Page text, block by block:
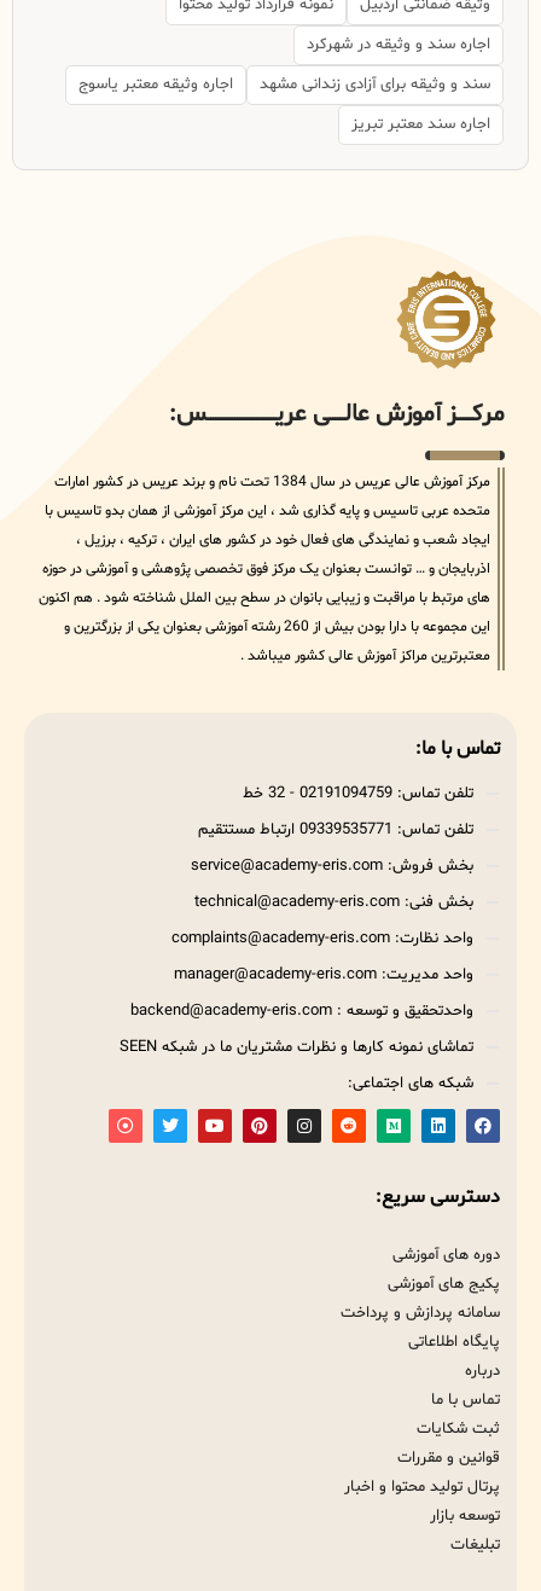
وثیقه ضمانتی اردبیل
نمونه قرارداد تولید محتوا
اجاره سند و وثیقه در شهرکرد
سند و وثیقه برای آزادی زندانی مشهد
اجاره وثیقه معتبر یاسوج
اجاره سند معتبر تبریز
مرکــــــز آموزش عالــــــی عریــــــــــــــــــــــــــــس:
مرکز آموزش عالی عریس در سال 1384 تحت نام و برند عریس در کشور امارات
متحده عربی تاسیس و پایه گذاری شد ، این مرکز آموزشی از همان بدو تاسیس با
ایجاد شعب و نمایندگی های فعال خود در کشور های ایران ، ترکیه ، برزیل ،
اذربایجان و … توانست بعنوان یک مرکز فوق تخصصی پژوهشی و آموزشی در حوزه
های مرتبط با مراقبت و زیبایی بانوان در سطح بین الملل شناخته شود . هم اکنون
این مجموعه با دارا بودن بیش از 260 رشته آموزشی بعنوان یکی از بزرگترین و
معتبرترین مراکز آموزش عالی کشور میباشد .
تماس با ما:
تلفن تماس: 02191094759 - 32 خط
تلفن تماس: 09339535771 ارتباط مستتقیم
بخش فروش: service@academy-eris.com
بخش فنی: technical@academy-eris.com
واحد نظارت: complaints@academy-eris.com
واحد مدیریت: manager@academy-eris.com
واحدتحقیق و توسعه : backend@academy-eris.com
تماشای نمونه کارها و نظرات مشتریان ما در شبکه SEEN
شبکه های اجتماعی:
دسترسی سریع:
دوره های آموزشی
پکیج های آموزشی
سامانه پردازش و پرداخت
پایگاه اطلاعاتی
درباره
تماس با ما
ثبت شکایات
قوانین و مقررات
پرتال تولید محتوا و اخبار
توسعه بازار
تبلیغات